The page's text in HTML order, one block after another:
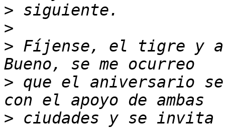
>
>
> Fíjense, el tigre y a
> que el aniversario se
> ciudades y se